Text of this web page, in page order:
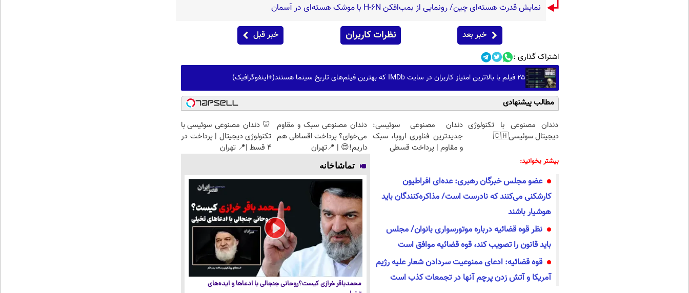
نمایش قدرت هسته‌ای چین/ رونمایی از بمب‌افکن H-۶N با موشک هسته‌ای در آسمان
خبر بعد نظرات کاربران خبر قبل
اشتراک گذاری :
۲۵ فیلم با بالاترین امتیاز کاربران در سایت IMDb که بهترین فیلم‌های تاریخ سینما هستند(+اینفوگرافیک)
مطالب پیشنهادی
دندان مصنوعی با تکنولوژی
دیجیتال سوئیسی🇨🇭
دندان مصنوعی سوئیسی:
جدیدترین فناوری اروپا، سبک
و مقاوم | پرداخت قسطی
دندان مصنوعی سبک و مقاوم
می‌خوای؟ پرداخت اقساطی هم
داریم!😍 | 📍تهران
🦷 دندان مصنوعی سوئیسی با
تکنولوژی دیجیتال | پرداخت در
4 قسط |📍 تهران
بیشتر بخوانید:
عضو مجلس خبرگان رهبری: عده‌ای افراطیون
کارشکنی می‌کنند که نادرست است/ مذاکره‌کنندگان باید
هوشیار باشند
نظر قوه قضائیه درباره موتورسواری بانوان/ مجلس
باید قانون را تصویب کند، قوه قضائیه موافق است
قوه قضائیه: ادعای ممنوعیت سردادن شعار علیه رژیم
آمریکا و آتش زدن پرچم آنها در تجمعات کذب است
تماشاخانه
محمدباقر خرازی کیست؟روحانی جنجالی با ادعاها و ایده‌های